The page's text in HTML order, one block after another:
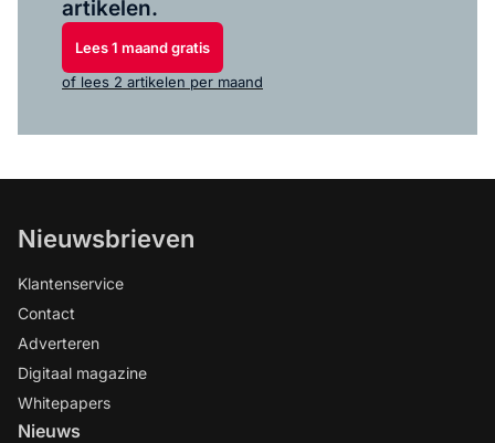
artikelen.
Lees 1 maand gratis
of lees 2 artikelen per maand
Nieuwsbrieven
Klantenservice
Contact
Adverteren
Digitaal magazine
Whitepapers
Nieuws